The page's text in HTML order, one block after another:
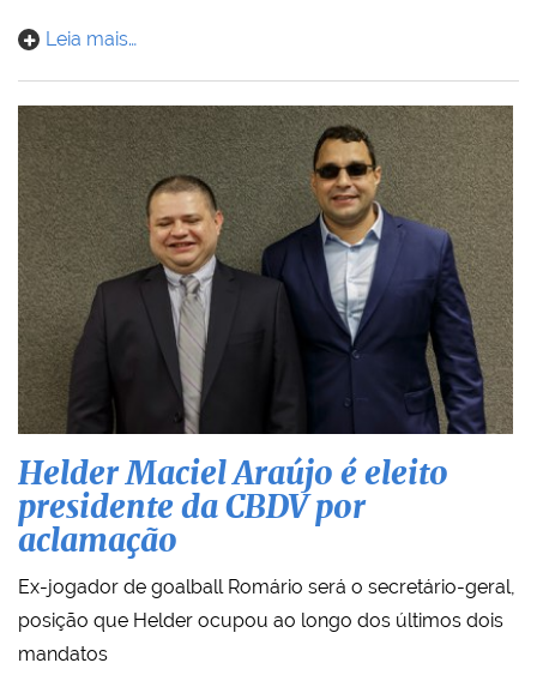
Leia mais…
Helder Maciel Araújo é eleito
presidente da CBDV por
aclamação
Ex-jogador de goalball Romário será o secretário-geral,
posição que Helder ocupou ao longo dos últimos dois
mandatos